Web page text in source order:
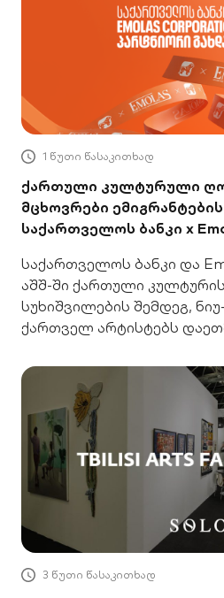
1 წუთი წასაკითხად
ქართული კულტურული
მცხოვრები
საქართველოს ბანკი x
საქართველოს ბანკი და
აშშ-ში ქართული
სუხიშვილების შემდეგ,
ქართველ არტისტებს
3 წუთი წასაკითხად